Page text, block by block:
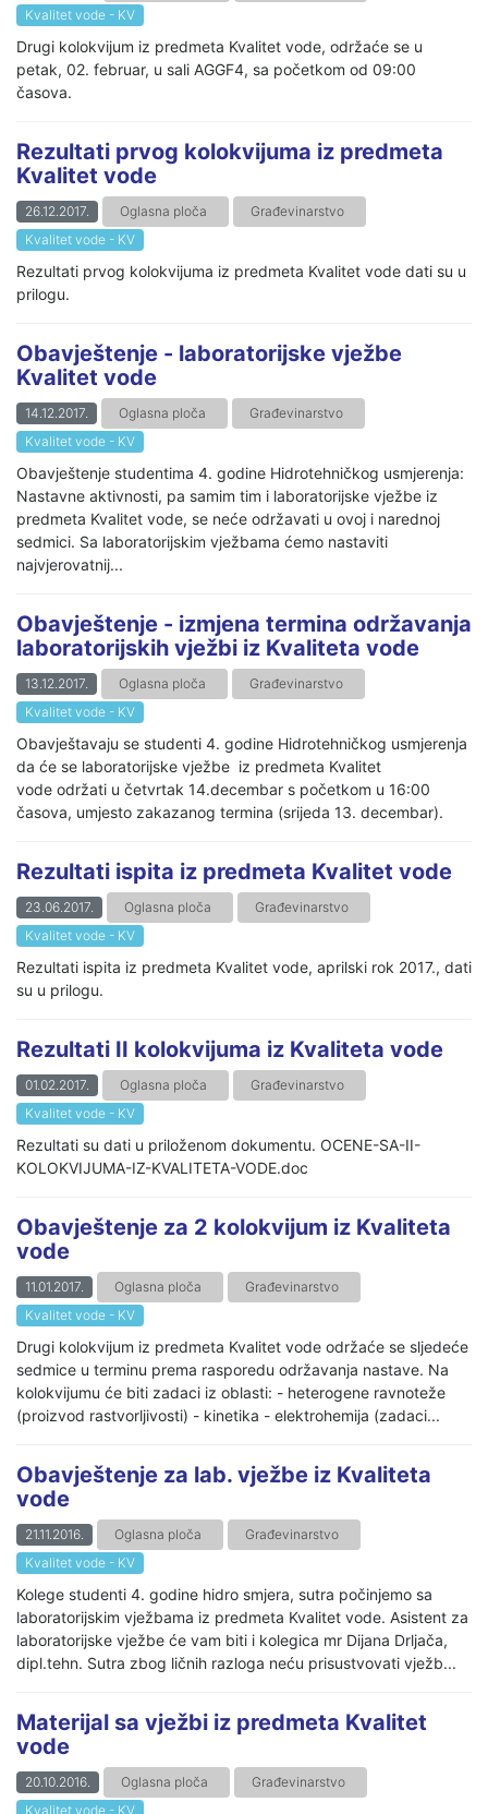
Kvalitet vode - KV
Drugi kolokvijum iz predmeta Kvalitet vode, održaće se u
petak, 02. februar, u sali AGGF4, sa početkom od 09:00
časova.
Rezultati prvog kolokvijuma iz predmeta
Kvalitet vode
26.12.2017. Oglasna ploča
Građevinarstvo
Kvalitet vode - KV
Rezultati prvog kolokvijuma iz predmeta Kvalitet vode dati su u
prilogu.
Obavještenje - laboratorijske vježbe
Kvalitet vode
14.12.2017. Oglasna ploča
Građevinarstvo
Kvalitet vode - KV
Obavještenje studentima 4. godine Hidrotehničkog usmjerenja:
Nastavne aktivnosti, pa samim tim i laboratorijske vježbe iz
predmeta Kvalitet vode, se neće održavati u ovoj i narednoj
sedmici. Sa laboratorijskim vježbama ćemo nastaviti
najvjerovatnij...
Obavještenje - izmjena termina održavanja
laboratorijskih vježbi iz Kvaliteta vode
13.12.2017. Oglasna ploča
Građevinarstvo
Kvalitet vode - KV
Obavještavaju se studenti 4. godine Hidrotehničkog usmjerenja
da će se laboratorijske vježbe iz predmeta Kvalitet
vode održati u četvrtak 14.decembar s početkom u 16:00
časova, umjesto zakazanog termina (srijeda 13. decembar).
Rezultati ispita iz predmeta Kvalitet vode
23.06.2017. Oglasna ploča
Građevinarstvo
Kvalitet vode - KV
Rezultati ispita iz predmeta Kvalitet vode, aprilski rok 2017., dati
su u prilogu.
Rezultati II kolokvijuma iz Kvaliteta vode
01.02.2017. Oglasna ploča
Građevinarstvo
Kvalitet vode - KV
Rezultati su dati u priloženom dokumentu. OCENE-SA-II-
KOLOKVIJUMA-IZ-KVALITETA-VODE.doc
Obavještenje za 2 kolokvijum iz Kvaliteta
vode
11.01.2017. Oglasna ploča
Građevinarstvo
Kvalitet vode - KV
Drugi kolokvijum iz predmeta Kvalitet vode održaće se sljedeće
sedmice u terminu prema rasporedu održavanja nastave. Na
kolokvijumu će biti zadaci iz oblasti: - heterogene ravnoteže
(proizvod rastvorljivosti) - kinetika - elektrohemija (zadaci...
Obavještenje za lab. vježbe iz Kvaliteta
vode
21.11.2016. Oglasna ploča
Građevinarstvo
Kvalitet vode - KV
Kolege studenti 4. godine hidro smjera, sutra počinjemo sa
laboratorijskim vježbama iz predmeta Kvalitet vode. Asistent za
laboratorijske vježbe će vam biti i kolegica mr Dijana Drljača,
dipl.tehn. Sutra zbog ličnih razloga neću prisustvovati vježb...
Materijal sa vježbi iz predmeta Kvalitet
vode
20.10.2016. Oglasna ploča
Građevinarstvo
Kvalitet vode - KV